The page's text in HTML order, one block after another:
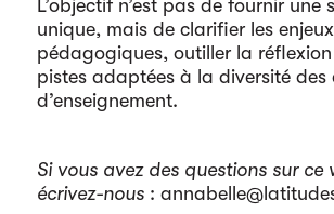
L’objectif n’est pas de fournir une
unique, mais de clarifier les enjeux
pédagogiques, outiller la
pistes adaptées à la diversité des
d’enseignement.
Si vous avez des questions sur ce
écrivez-nous: